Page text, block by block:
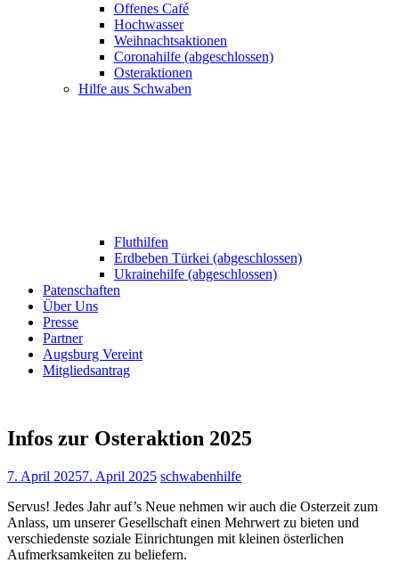
Offenes Café
Hochwasser
Weihnachtsaktionen
Coronahilfe (abgeschlossen)
Osteraktionen
Hilfe aus Schwaben
Fluthilfen
Erdbeben Türkei (abgeschlossen)
Ukrainehilfe (abgeschlossen)
Patenschaften
Über Uns
Presse
Partner
Augsburg Vereint
Mitgliedsantrag
Infos zur Osteraktion 2025
7. April 20257. April 2025 schwabenhilfe
Servus! Jedes Jahr auf’s Neue nehmen wir auch die Osterzeit zum
Anlass, um unserer Gesellschaft einen Mehrwert zu bieten und
verschiedenste soziale Einrichtungen mit kleinen österlichen
Aufmerksamkeiten zu beliefern.